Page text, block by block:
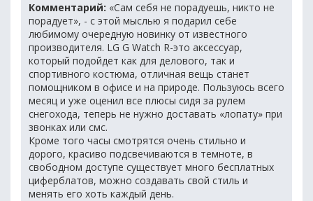
Комментарий: «Сам себя не порадуешь, никто не
порадует», - с этой мыслью я подарил себе
любимому очередную новинку от известного
производителя. LG G Watch R-это аксессуар,
который подойдет как для делового, так и
спортивного костюма, отличная вещь станет
помощником в офисе и на природе. Пользуюсь всего
месяц и уже оценил все плюсы сидя за рулем
снегохода, теперь не нужно доставать «лопату» при
звонках или смс.
Кроме того часы смотрятся очень стильно и
дорого, красиво подсвечиваются в темноте, в
свободном доступе существует много бесплатных
циферблатов, можно создавать свой стиль и
менять его хоть каждый день.